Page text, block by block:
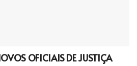
OFICIAIS DE JUSTIÇA